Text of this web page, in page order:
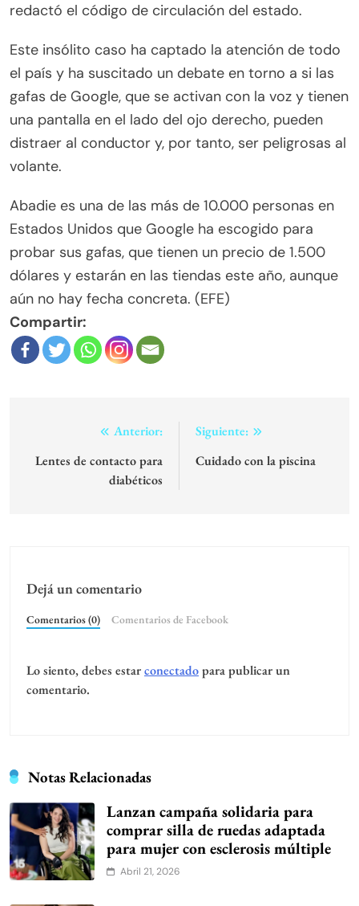
redactó el código de circulación del estado.
Este insólito caso ha captado la atención de todo
el país y ha suscitado un debate en torno a si las
gafas de Google, que se activan con la voz y tienen
una pantalla en el lado del ojo derecho, pueden
distraer al conductor y, por tanto, ser peligrosas al
volante.
Abadie es una de las más de 10.000 personas en
Estados Unidos que Google ha escogido para
probar sus gafas, que tienen un precio de 1.500
dólares y estarán en las tiendas este año, aunque
aún no hay fecha concreta. (EFE)
Compartir:
Navegación
de
Anterior:
Lentes de contacto para
diabéticos
Siguiente:
Cuidado con la piscina
Dejá un comentario
Comentarios (0) Comentarios de Facebook
Lo siento, debes estarconectadopara publicar un
comentario.
Notas Relacionadas
Lanzan campaña solidaria para
comprar silla de ruedas adaptada
para mujer con esclerosis múltiple
Abril 21, 2026